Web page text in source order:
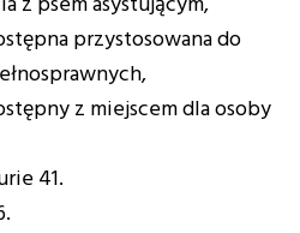
przystosowana do
z miejscem dla osoby
41.